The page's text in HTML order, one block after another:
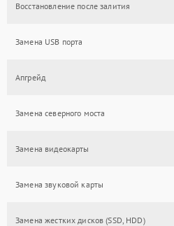
Восстановление после залития
Замена USB порта
Апгрейд
Замена северного моста
Замена видеокарты
Замена звуковой карты
Замена жестких дисков (SSD, HDD)